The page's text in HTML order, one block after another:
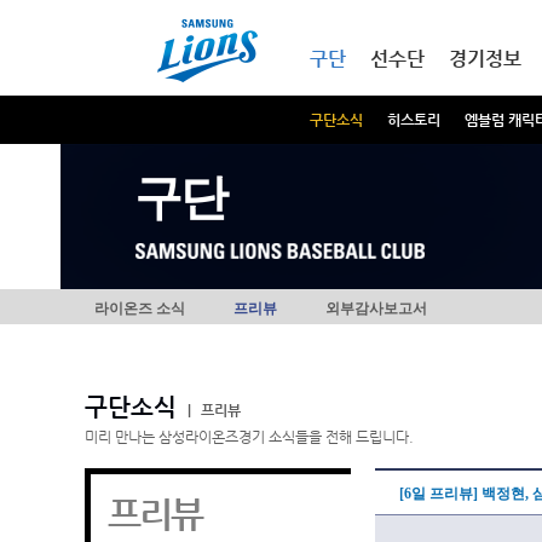
구단
구단소식 히스토리 엠블럼 캐릭
선수단 경기정보
구단
라이온즈 소식 프리뷰 외부감사보고서
구단소식
프리뷰
미리 만나는 삼성라이온즈경기 소식들을 전해 드립니다.
프리뷰 [6일 프리뷰] 백정현,